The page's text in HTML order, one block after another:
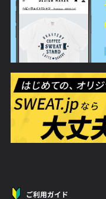
ご利用ガイド